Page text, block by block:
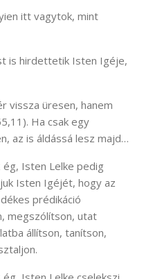
itt vagytok, mint
is hirdettetik Isten Igéje,
vissza üresen, hanem
Ha csak egy
az is áldássá lesz majd…
Isten Lelke pedig
Isten Igéjét, hogy az
prédikáció
megszólítson, utat
állítson, tanítson,